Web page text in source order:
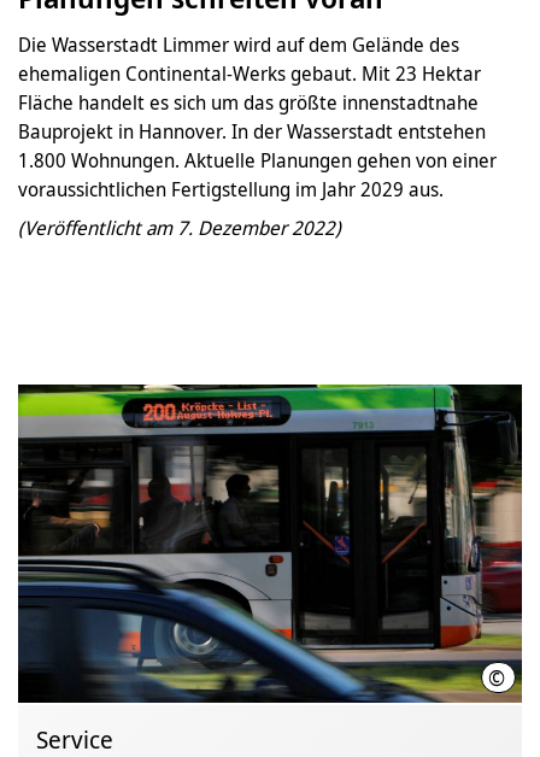
Die Wasserstadt Limmer wird auf dem Gelände des
ehemaligen Continental-Werks gebaut. Mit 23 Hektar
Fläche handelt es sich um das größte innenstadtnahe
Bauprojekt in Hannover. In der Wasserstadt entstehen
1.800 Wohnungen. Aktuelle Planungen gehen von einer
voraussichtlichen Fertigstellung im Jahr 2029 aus.
(Veröffentlicht am 7. Dezember 2022)
©
Service